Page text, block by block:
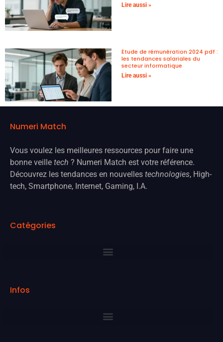
Lire aussi »
Étude de rémunération 2024 pdf :
les tendances salariales du
secteur informatique
Lire aussi »
Numeri Match
Vous voulez les meilleures ressources pour faire une
bonne veille tech ? Numeri Match est votre référence.
Découvrez les tendances en nouvelles technologies, High-
tech, Smartphone, Internet, Gaming, I.A.
Catégories
Infos